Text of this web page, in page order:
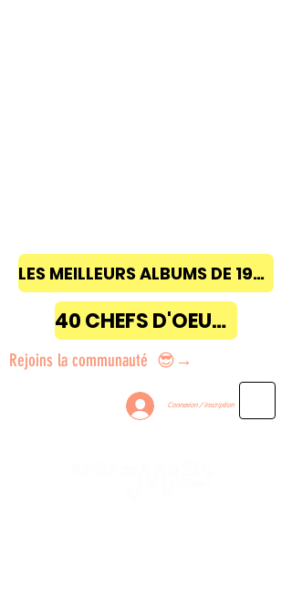
LES MEILLEURS ALBUMS DE 1968 à 2018
40 CHEFS D'OEUVRE
Rejoins la communauté 😎→
Connexion / Inscription